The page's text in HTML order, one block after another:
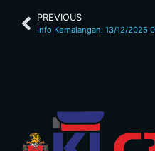
PREVIOUS
Info Kemalangan: 13/12/2025